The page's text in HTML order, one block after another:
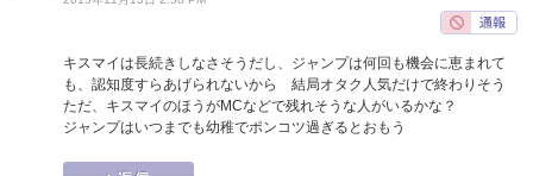
キスマイは長続きしなさそうだし、ジャンプは何回も機会に恵まれて
も、認知度すらあげられないから 結局オタク人気だけで終わりそう
ただ、キスマイのほうがMCなどで残れそうな人がいるかな？
ジャンプはいつまでも幼稚でポンコツ過ぎるとおもう